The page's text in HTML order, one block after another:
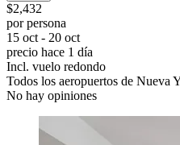
$2,432
por persona
15 oct - 20 oct
precio hace 1 día
Incl. vuelo redondo
Todos los aeropuertos de
No hay opiniones